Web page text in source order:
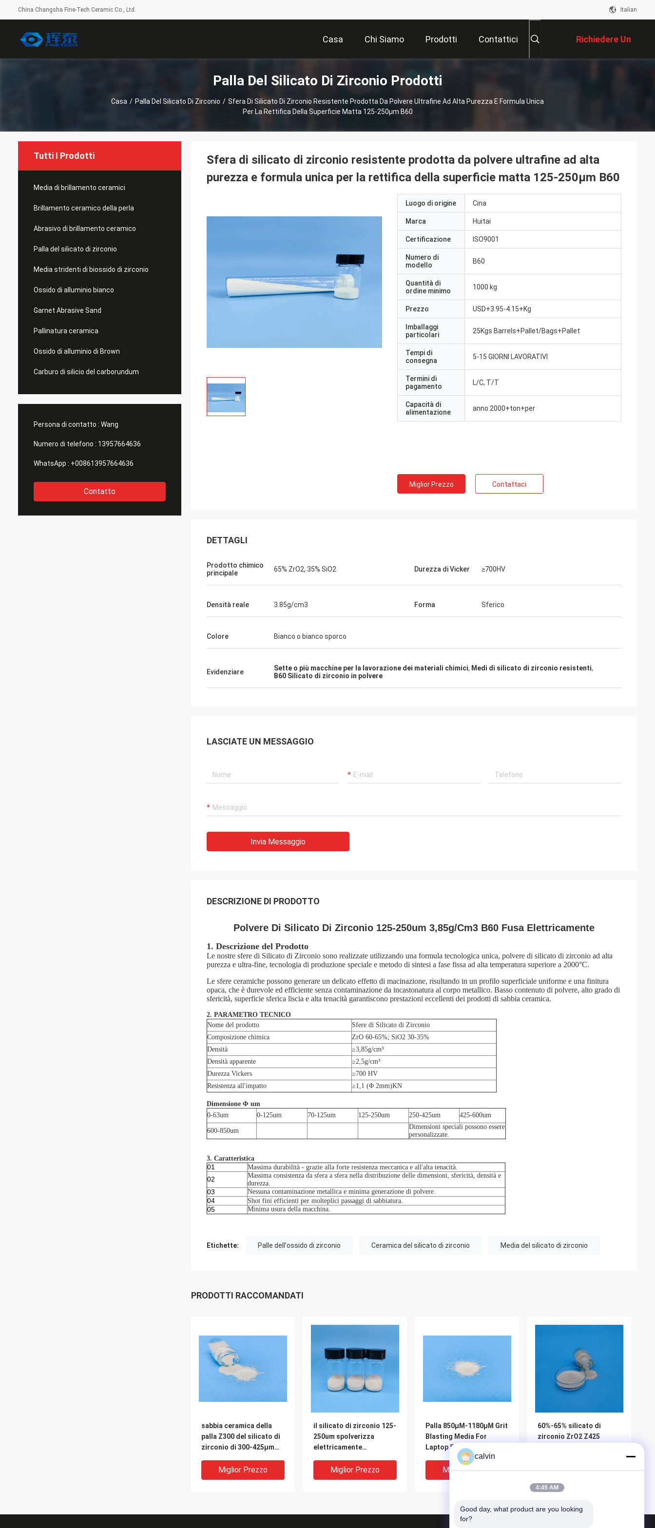
China Changsha Fine-Tech Ceramic Co., Ltd. Italian
Casa Chi Siamo Prodotti Contattici Richiedere Un
Preventivo
Palla Del Silicato Di Zirconio Prodotti
Casa / Palla Del Silicato Di Zirconio / Sfera Di Silicato Di Zirconio Resistente Prodotta Da Polvere Ultrafine Ad Alta Purezza E Formula Unica
Per La Rettifica Della Superficie Matta 125-250μm B60
Tutti I Prodotti
Media di brillamento ceramici
Brillamento ceramico della perla
Abrasivo di brillamento ceramico
Palla del silicato di zirconio
Media stridenti di biossido di zirconio
Ossido di alluminio bianco
Garnet Abrasive Sand
Pallinatura ceramica
Ossido di alluminio di Brown
Carburo di silicio del carborundum
Persona di contatto : Wang
Numero di telefono : 13957664636
WhatsApp : +008613957664636
Contatto
Sfera di silicato di zirconio resistente prodotta da polvere ultrafine ad alta
purezza e formula unica per la rettifica della superficie matta 125-250μm B60
Luogo di origine Cina
Marca Huitai
Certificazione ISO9001
Numero di
modello
B60
Quantità di
ordine minimo
1000 kg
Prezzo USD+3.95-4.15+Kg
Imballaggi
particolari
25Kgs Barrels+Pallet/Bags+Pallet
Tempi di
consegna
5-15 GIORNI LAVORATIVI
Termini di
pagamento
L/C, T/T
Capacità di
alimentazione
anno 2000+ton+per
Miglior Prezzo Contattaci
DETTAGLI
Prodotto chimico
principale
65% ZrO2, 35% SiO2 Durezza di Vicker ≥700HV
Densità reale 3.85g/cm3 Forma Sferico
Colore Bianco o bianco sporco
Evidenziare Sette o più macchine per la lavorazione dei materiali chimici, Medi di silicato di zirconio resistenti,
B60 Silicato di zirconio in polvere
LASCIATE UN MESSAGGIO
Invia Messaggio
DESCRIZIONE DI PRODOTTO
Polvere Di Silicato Di Zirconio 125-250um 3,85g/Cm3 B60 Fusa Elettricamente
1. Descrizione del Prodotto
Le nostre sfere di Silicato di Zirconio sono realizzate utilizzando una formula tecnologica unica, polvere di silicato di zirconio ad alta
purezza e ultra-fine, tecnologia di produzione speciale e metodo di sintesi a fase fissa ad alta temperatura superiore a 2000°C.
Le sfere ceramiche possono generare un delicato effetto di macinazione, risultando in un profilo superficiale uniforme e una finitura
opaca, che è durevole ed efficiente senza contaminazione da incastonatura al corpo metallico. Basso contenuto di polvere, alto grado di
sfericità, superficie sferica liscia e alta tenacità garantiscono prestazioni eccellenti dei prodotti di sabbia ceramica.
2. PARAMETRO TECNICO
Nome del prodotto
Sfere di Silicato di Zirconio
Composizione chimica
ZrO 60-65%; SiO2 30-35%
Densità
≥3,85g/cm³
Densità apparente
≥2,5g/cm³
Durezza Vickers
≥700 HV
Resistenza all'impatto
≥1,1 (Φ 2mm)KN
Dimensione Φ um
0-63um
0-125um 70-125um 125-250um 250-425um 425-600um
600-850um
Dimensioni speciali possono essere
personalizzate.
3. Caratteristica
01 Massima durabilità - grazie alla forte resistenza meccanica e all'alta tenacità
02
Massima consistenza da sfera a sfera nella distribuzione delle dimensioni, sfericità, densità e
durezza.
03 Nessuna contaminazione metallica e minima generazione di polvere.
04 Shot fini efficienti per molteplici passaggi di sabbiatura
05
Minima usura della macchina.
Etichette: Palle dell'ossido di zirconio Ceramica del silicato di zirconio Media del silicato di zirconio
PRODOTTI RACCOMANDATI
sabbia ceramica della
palla Z300 del silicato di
zirconio di 300-425μm
Miglior Prezzo
il silicato di zirconio 125-
250um spolverizza
elettricamente
Miglior Prezzo
Palla 850μM-1180μM Grit
Blasting Media For
Laptop Shell del silicato
di zirconio Z850
Miglior Prezzo
60%-65% silicato di
zirconio ZrO2 Z425
Miglior Prezzo
calvin
4:45 AM
Good day, what product are you looking
for?